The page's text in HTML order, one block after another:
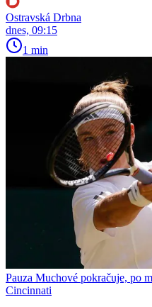
Ostravská Drbna
dnes, 09:15
1 min
Pauza Muchové pokračuje, po
Cincinnati